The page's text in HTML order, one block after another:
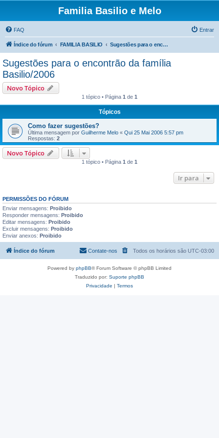
Familia Basilio e Melo
FAQ Entrar
Índice do fórum FAMILIA BASILIO Sugestões para o encontrão da família Basilio/2006
Sugestões para o encontrão da família
Basilio/2006
Novo Tópico
1 tópico • Página 1 de 1
Tópicos
Como fazer sugestões?
Última mensagem por Guilherme Melo « Qui 25 Mai 2006 5:57 pm
Respostas: 2
Novo Tópico
1 tópico • Página 1 de 1
Ir para
PERMISSÕES DO FÓRUM
Enviar mensagens: Proibido
Responder mensagens: Proibido
Editar mensagens: Proibido
Excluir mensagens: Proibido
Enviar anexos: Proibido
Índice do fórum Todos os horários são UTC-03:00
Contate-nos
Powered by phpBB® Forum Software © phpBB Limited
Traduzido por: Suporte phpBB
Privacidade | Termos